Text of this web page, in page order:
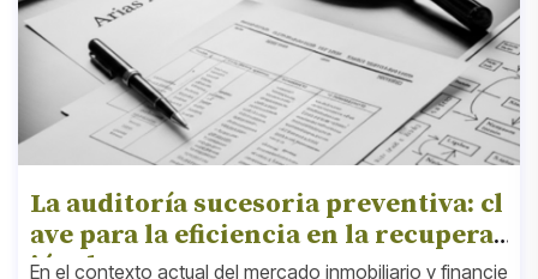
La auditoría sucesoria preventiva: cl
ave para la eficiencia en la recuperac
ión de carteras NPL
En el contexto actual del mercado inmobiliario y financie